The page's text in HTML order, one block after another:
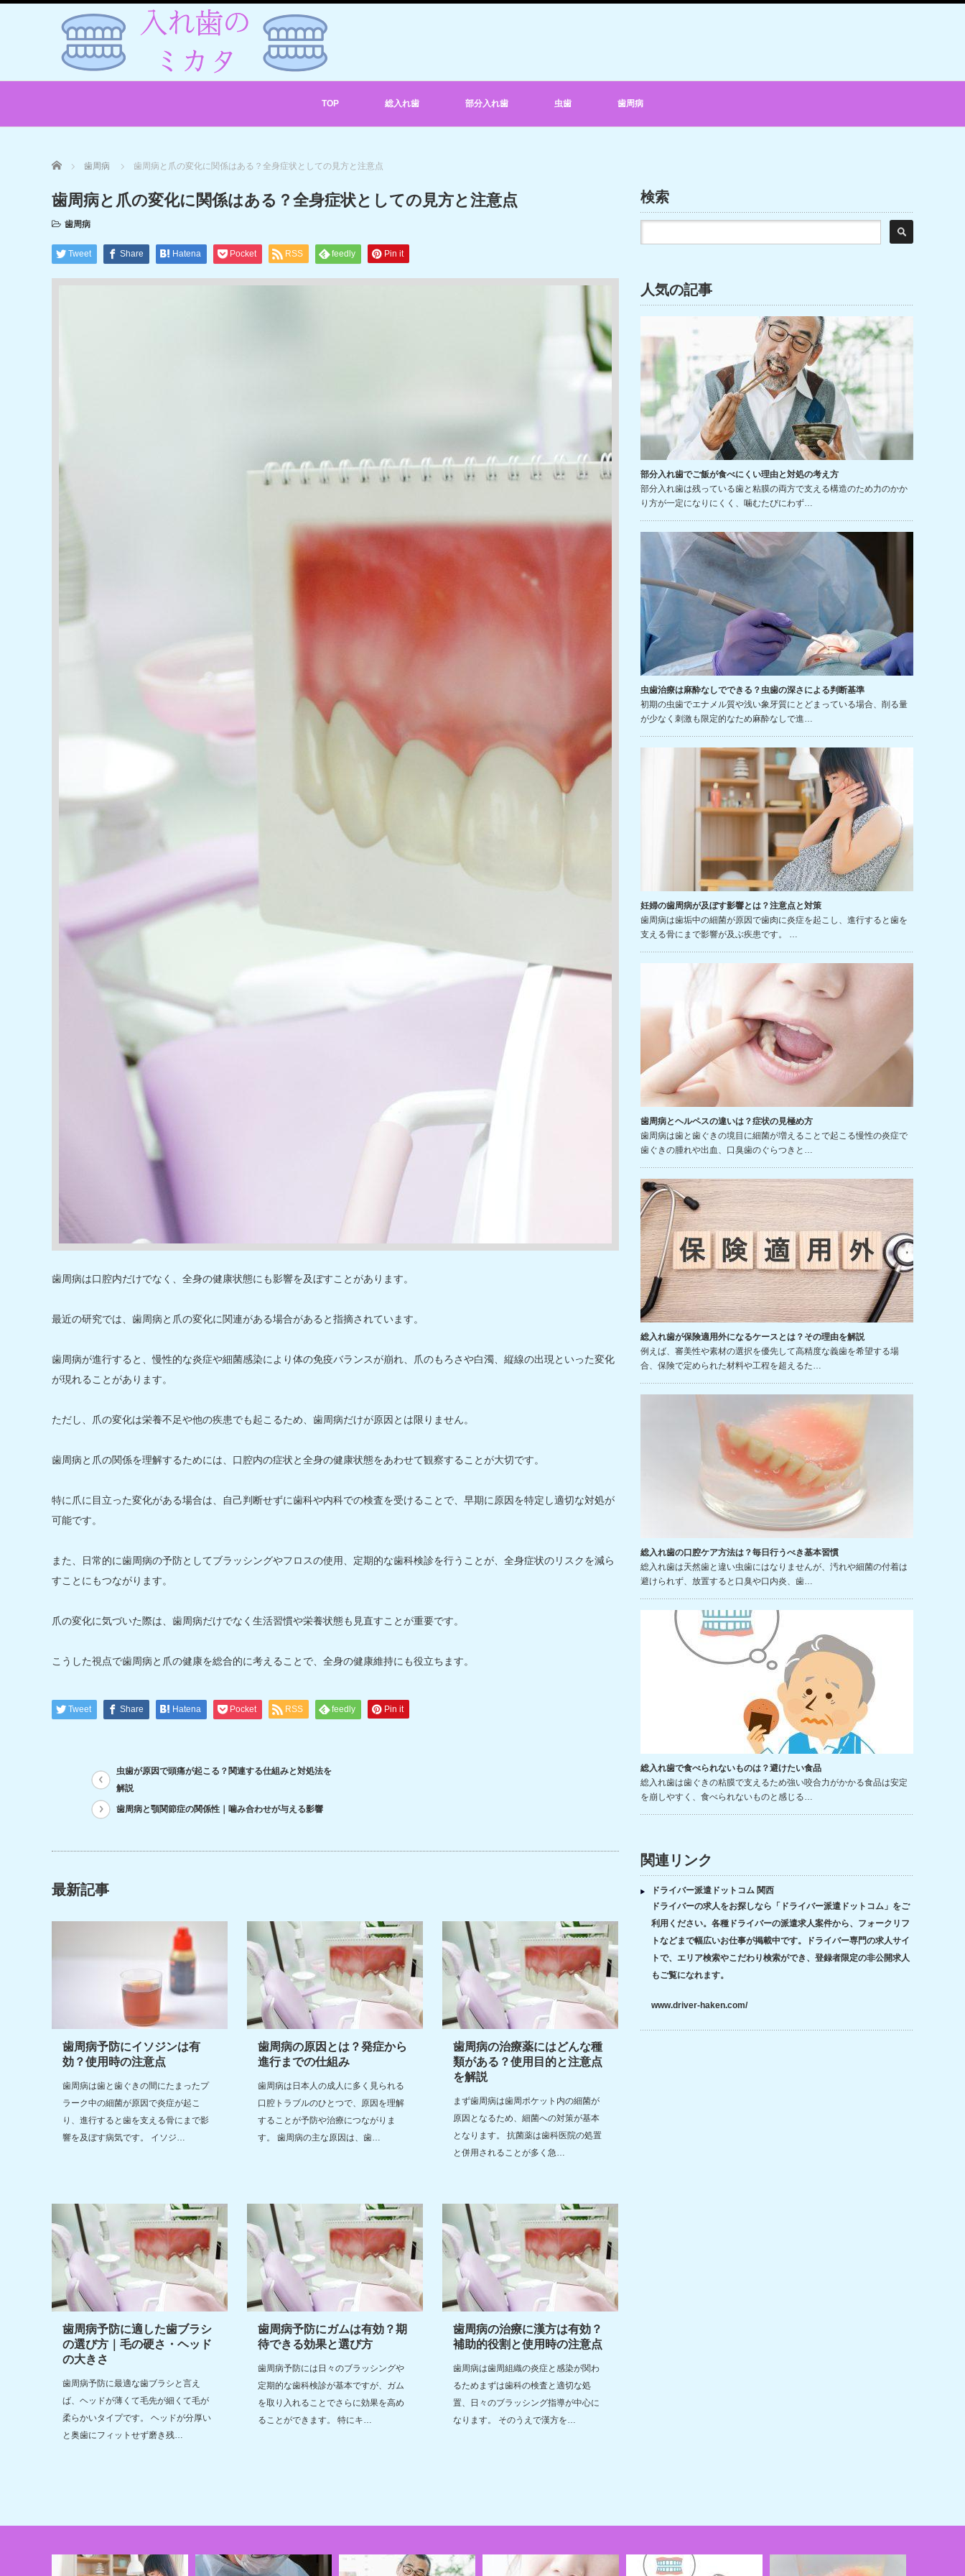
TOP 総入れ歯 部分入れ歯 虫歯 歯周病
Home 歯周病 歯周病と爪の変化に関係はある？全身症状としての見方と注意点
歯周病と爪の変化に関係はある？全身症状としての見方と注意点
歯周病
Tweet Share Hatena Pocket RSS feedly Pin it
歯周病は口腔内だけでなく、全身の健康状態にも影響を及ぼすことがあります。
最近の研究では、歯周病と爪の変化に関連がある場合があると指摘されています。
歯周病が進行すると、慢性的な炎症や細菌感染により体の免疫バランスが崩れ、爪のもろさや白濁、縦線の出現といった変化
が現れることがあります。
ただし、爪の変化は栄養不足や他の疾患でも起こるため、歯周病だけが原因とは限りません。
歯周病と爪の関係を理解するためには、口腔内の症状と全身の健康状態をあわせて観察することが大切です。
特に爪に目立った変化がある場合は、自己判断せずに歯科や内科での検査を受けることで、早期に原因を特定し適切な対処が
可能です。
また、日常的に歯周病の予防としてブラッシングやフロスの使用、定期的な歯科検診を行うことが、全身症状のリスクを減ら
すことにもつながります。
爪の変化に気づいた際は、歯周病だけでなく生活習慣や栄養状態も見直すことが重要です。
こうした視点で歯周病と爪の健康を総合的に考えることで、全身の健康維持にも役立ちます。
Tweet Share Hatena Pocket RSS feedly Pin it
虫歯が原因で頭痛が起こる？関連する仕組みと対処法を
解説
歯周病と顎関節症の関係性｜噛み合わせが与える影響
最新記事
歯周病予防にイソジンは有
効？使用時の注意点
歯周病は歯と歯ぐきの間にたまったプ
ラーク中の細菌が原因で炎症が起こ
り、進行すると歯を支える骨にまで影
響を及ぼす病気です。 イソジ…
歯周病の原因とは？発症から
進行までの仕組み
歯周病は日本人の成人に多く見られる
口腔トラブルのひとつで、原因を理解
することが予防や治療につながりま
す。 歯周病の主な原因は、歯…
歯周病の治療薬にはどんな種
類がある？使用目的と注意点
を解説
まず歯周病は歯周ポケット内の細菌が
原因となるため、細菌への対策が基本
となります。 抗菌薬は歯科医院の処置
と併用されることが多く急…
歯周病予防に適した歯ブラシ
の選び方｜毛の硬さ・ヘッド
の大きさ
歯周病予防に最適な歯ブラシと言え
ば、ヘッドが薄くて毛先が細くて毛が
柔らかいタイプです。 ヘッドが分厚い
と奥歯にフィットせず磨き残…
歯周病予防にガムは有効？期
待できる効果と選び方
歯周病予防には日々のブラッシングや
定期的な歯科検診が基本ですが、ガム
を取り入れることでさらに効果を高め
ることができます。 特にキ…
歯周病の治療に漢方は有効？
補助的役割と使用時の注意点
歯周病は歯周組織の炎症と感染が関わ
るためまずは歯科の検査と適切な処
置、日々のブラッシング指導が中心に
なります。 そのうえで漢方を…
検索
人気の記事
部分入れ歯でご飯が食べにくい理由と対処の考え方
部分入れ歯は残っている歯と粘膜の両方で支える構造のため力のかか
り方が一定になりにくく、噛むたびにわず…
虫歯治療は麻酔なしでできる？虫歯の深さによる判断基準
初期の虫歯でエナメル質や浅い象牙質にとどまっている場合、削る量
が少なく刺激も限定的なため麻酔なしで進…
妊婦の歯周病が及ぼす影響とは？注意点と対策
歯周病は歯垢中の細菌が原因で歯肉に炎症を起こし、進行すると歯を
支える骨にまで影響が及ぶ疾患です。 …
歯周病とヘルペスの違いは？症状の見極め方
歯周病は歯と歯ぐきの境目に細菌が増えることで起こる慢性の炎症で
歯ぐきの腫れや出血、口臭歯のぐらつきと…
総入れ歯が保険適用外になるケースとは？その理由を解説
例えば、審美性や素材の選択を優先して高精度な義歯を希望する場
合、保険で定められた材料や工程を超えるた…
総入れ歯の口腔ケア方法は？毎日行うべき基本習慣
総入れ歯は天然歯と違い虫歯にはなりませんが、汚れや細菌の付着は
避けられず、放置すると口臭や口内炎、歯…
総入れ歯で食べられないものは？避けたい食品
総入れ歯は歯ぐきの粘膜で支えるため強い咬合力がかかる食品は安定
を崩しやすく、食べられないものと感じる…
関連リンク
ドライバー派遣ドットコム 関西
ドライバーの求人をお探しなら「ドライバー派遣ドットコム」をご
利用ください。各種ドライバーの派遣求人案件から、フォークリフ
トなどまで幅広いお仕事が掲載中です。ドライバー専門の求人サイ
トで、エリア検索やこだわり検索ができ、登録者限定の非公開求人
もご覧になれます。
www.driver-haken.com/